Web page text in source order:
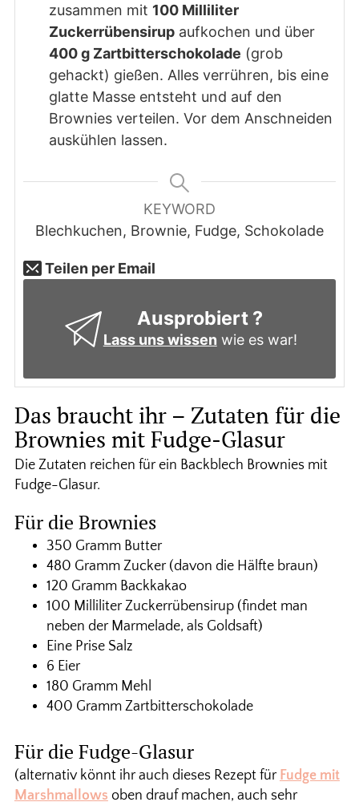
zusammen mit 100 Milliliter
Zuckerrübensirupaufkochen und über
400 g Zartbitterschokolade (grob
gehackt) gießen. Alles verrühren, bis eine
glatte Masse entsteht und auf den
Brownies verteilen. Vor dem Anschneiden
auskühlen lassen.
KEYWORD
Blechkuchen, Brownie, Fudge, Schokolade
Teilen per Email
Ausprobiert ?
Lass uns wissen wie es war!
Das braucht ihr – Zutaten für die
Brownies mit Fudge-Glasur
Die Zutaten reichen für ein Backblech Brownies mit
Fudge-Glasur.
Für die Brownies
350 Gramm Butter
480 Gramm Zucker (davon die Hälfte braun)
120 Gramm Backkakao
100 Milliliter Zuckerrübensirup (findet man
neben der Marmelade, als Goldsaft)
Eine Prise Salz
6 Eier
180 Gramm Mehl
400 Gramm Zartbitterschokolade
Für die Fudge-Glasur
(alternativ könnt ihr auch dieses Rezept für Fudge mit
Marshmallows oben drauf machen, auch sehr